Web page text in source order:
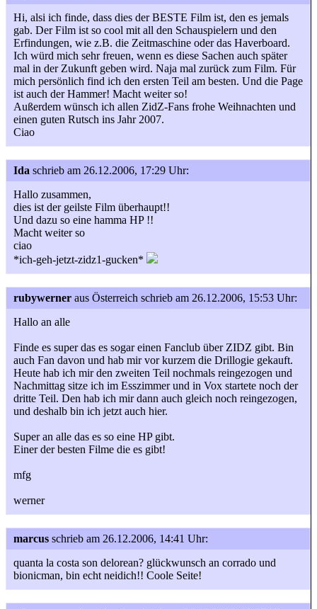
Hi, alsi ich finde, dass dies der BESTE Film ist, den es jemals
gab. Der Film ist so cool mit all den Schauspielern und den
Erfindungen, wie z.B. die Zeitmaschine oder das Haverboard.
Ich würd mich sehr freuen, wenn es diese Sachen auch später
mal in der Zukunft geben wird. Naja mal zurück zum Film. Für
mich persönlich find ich den ersten Teil am besten. Und die Page
ist auch der Hammer! Macht weiter so!
Außerdem wünsch ich allen ZidZ-Fans frohe Weihnachten und
einen guten Rutsch ins Jahr 2007.
Ciao
Ida schrieb am 26.12.2006, 17:29 Uhr:
Hallo zusammen,
dies ist der geilste Film überhaupt!!
Und dazu so eine hamma HP !!
Macht weiter so
ciao
*ich-geh-jetzt-zidz1-gucken*
rubywerner aus Österreich schrieb am 26.12.2006, 15:53 Uhr:
Hallo an alle
Finde es super das es sogar einen Fanclub über ZIDZ gibt. Bin
auch Fan davon und hab mir vor kurzem die Drillogie gekauft.
Heute hab ich mir den zweiten Teil nochmals reingezogen und
Nachmittag sitze ich im Esszimmer und in Vox startete noch der
dritte Teil. Den hab ich mir dann auch gleich noch reingezogen,
und deshalb bin ich jetzt auch hier.
Super an alle das es so eine HP gibt.
Einer der besten Filme die es gibt!
mfg
werner
marcus schrieb am 26.12.2006, 14:41 Uhr:
quanta la costa son delorean? glückwunsch an corrado und
bionicman, bin echt neidich!! Coole Seite!